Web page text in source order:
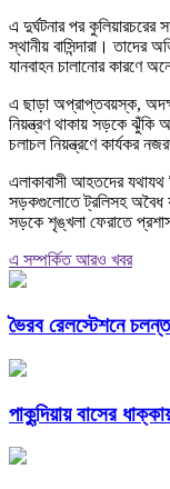
এ দুর্ঘটনার পর
স্থানীয় বাসিন্দারা। তাদের
যানবাহন চালানোর কারণে
এ ছাড়া অপ্রাপ্তবয়স্ক,
নিয়ন্ত্রণ থাকায় সড়কে ঝুঁকি
চলাচল নিয়ন্ত্রণে কার্যকর
এলাকাবাসী আহতদের যথাযথ
সড়কগুলোতে ট্রলিসহ অবৈধ
সড়কে শৃঙ্খলা ফেরাতে
এ সম্পর্কিত আরও খবর
ভৈরব রেলস্টেশনে
পাকুন্দিয়ায় বাসের